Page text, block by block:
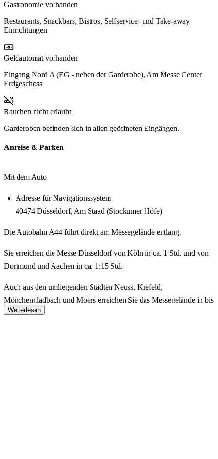
Gastronomie vorhanden
Restaurants, Snackbars, Bistros, Selfservice- und Take-away
Einrichtungen
Geldautomat vorhanden
Eingang Nord A (EG - neben der Garderobe), Am Messe Center
Erdgeschoss
Rauchen nicht erlaubt
Garderoben befinden sich in allen geöffneten Eingängen.
Anreise & Parken
Mit dem Auto
Adresse für Navigationssystem
40474 Düsseldorf, Am Staad (Stockumer Höfe)
Die Autobahn A44 führt direkt am Messegelände entlang.
Sie erreichen die Messe Düsseldorf von Köln in ca. 1 Std. und von
Dortmund und Aachen in ca. 1:15 Std.
Auch aus den umliegenden Städten Neuss, Krefeld,
Mönchengladbach und Moers erreichen Sie das Messegelände in bis
zu 30 Minuten.
Weiterlesen